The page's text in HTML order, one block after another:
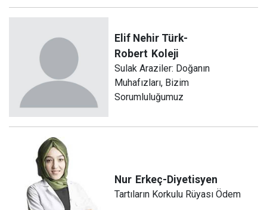
Elif Nehir Türk-
Robert Koleji
Sulak Araziler: Doğanın
Muhafızları, Bizim
Sorumluluğumuz
Nur Erkeç-Diyetisyen
Tartıların Korkulu Rüyası Ödem